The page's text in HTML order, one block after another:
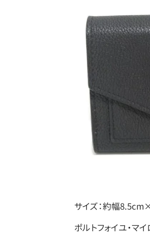
サイズ：約幅
ポルトフォイユ・マ